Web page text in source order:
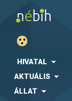
HIVATAL
AKTUÁLIS
ÁLLAT